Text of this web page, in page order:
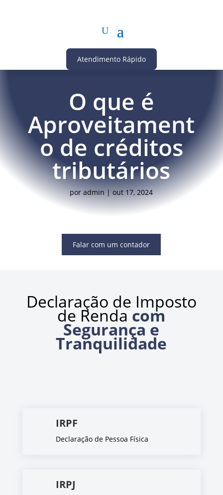
Atendimento Rápido
O que é
Aproveitament
o de créditos
tributários
poradmin|out 17, 2024
Falar com um contador
Declaração de Imposto
de Renda com
Segurança e
Tranquilidade
IRPF
Declaração de Pessoa Física
IRPJ